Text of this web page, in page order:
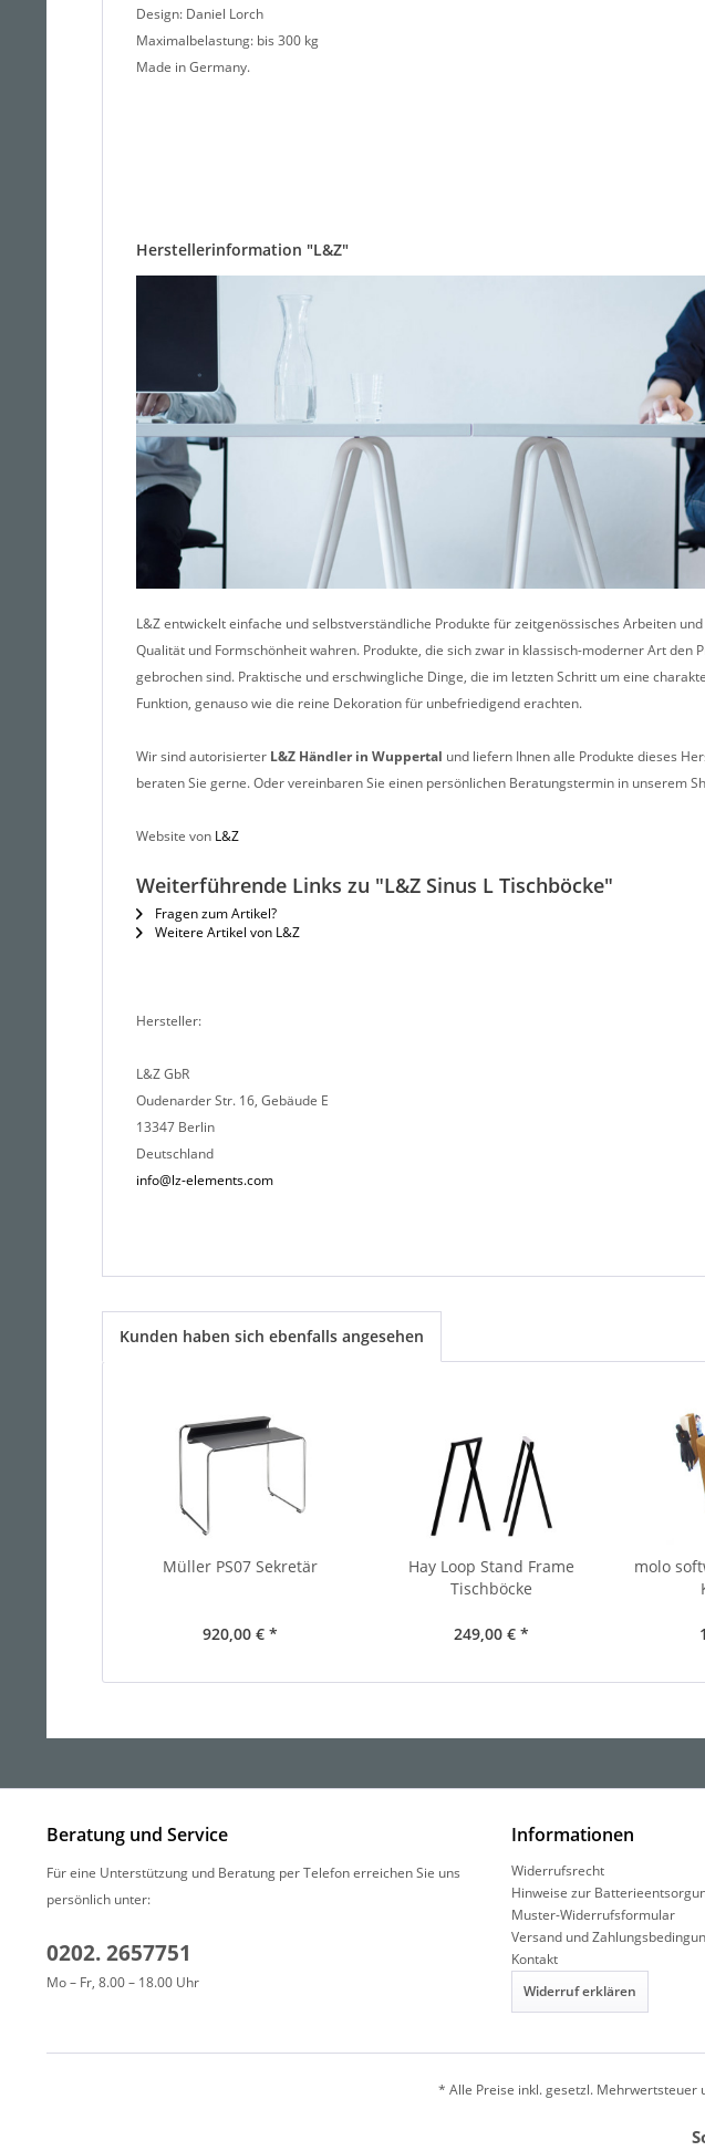
Design: Daniel Lorch
Maximalbelastung: bis 300 kg
Made in Germany.
Herstellerinformation "L&Z"
L&Z entwickelt einfache und selbstverständliche Produkte für zeitgenössisches Arbeiten und
Qualität und Formschönheit wahren. Produkte, die sich zwar in klassisch-moderner Art
gebrochen sind. Praktische und erschwingliche Dinge, die im letzten Schritt um eine
Funktion, genauso wie die reine Dekoration für unbefriedigend erachten.
Wir sind autorisierter L&Z Händler in Wuppertal und liefern Ihnen alle Produkte dieses
beraten Sie gerne. Oder vereinbaren Sie einen persönlichen Beratungstermin in unserem
Website von L&Z
Weiterführende Links zu "L&Z Sinus L Tischböcke"
Fragen zum Artikel?
Weitere Artikel von L&Z
Hersteller:
L&Z GbR
Oudenarder Str. 16, Gebäude E
13347 Berlin
Deutschland
info@lz-elements.com
Kunden haben sich ebenfalls angesehen
Müller PS07 Sekretär
920,00 € *
Hay Loop Stand Frame
Tischböcke
249,00 € *
molo
Beratung und Service
Für eine Unterstützung und Beratung per Telefon erreichen Sie uns
persönlich unter:
0202. 2657751
Mo – Fr, 8.00 – 18.00 Uhr
Informationen
Widerrufsrecht
Hinweise zur
Muster-Widerrufsformular
Versand und
Kontakt
Widerruf erklären
* Alle Preise inkl. gesetzl. Mehrwertsteuer